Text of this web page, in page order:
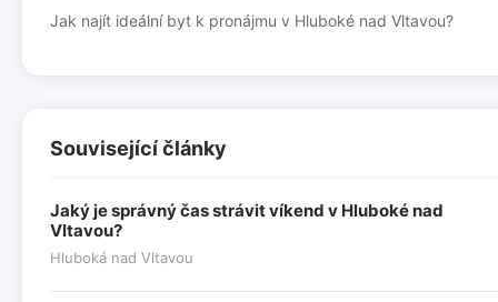
Jak najít ideální byt k pronájmu v Hluboké nad Vltavou?
Související články
Jaký je správný čas strávit víkend v Hluboké nad
Vltavou?
Hluboká nad Vltavou